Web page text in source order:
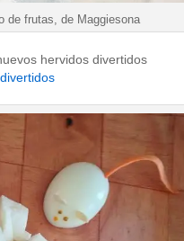
de frutas, de Maggiesona
hervidos divertidos